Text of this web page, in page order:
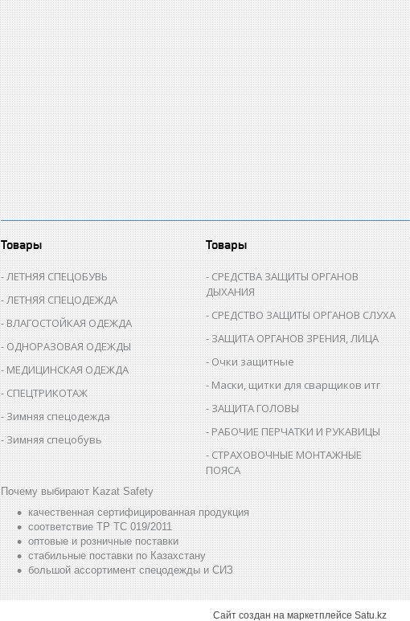
Товары
ЛЕТНЯЯ СПЕЦОБУВЬ
ЛЕТНЯЯ СПЕЦОДЕЖДА
ВЛАГОСТОЙКАЯ ОДЕЖДА
ОДНОРАЗОВАЯ ОДЕЖДЫ
МЕДИЦИНСКАЯ ОДЕЖДА
СПЕЦТРИКОТАЖ
Зимняя спецодежда
Зимняя спецобувь
Товары
СРЕДСТВА ЗАЩИТЫ ОРГАНОВ
ДЫХАНИЯ
СРЕДСТВО ЗАЩИТЫ ОРГАНОВ СЛУХА
ЗАЩИТА ОРГАНОВ ЗРЕНИЯ, ЛИЦА
Очки защитные
Маски, щитки для сварщиков итг
ЗАЩИТА ГОЛОВЫ
РАБОЧИЕ ПЕРЧАТКИ И РУКАВИЦЫ
СТРАХОВОЧНЫЕ МОНТАЖНЫЕ
ПОЯСА
Почему выбирают Kazat Safety
качественная сертифицированная продукция
соответствие ТР ТС 019/2011
оптовые и розничные поставки
стабильные поставки по Казахстану
большой ассортимент спецодежды и СИЗ
Сайт создан на маркетплейсе Satu.kz